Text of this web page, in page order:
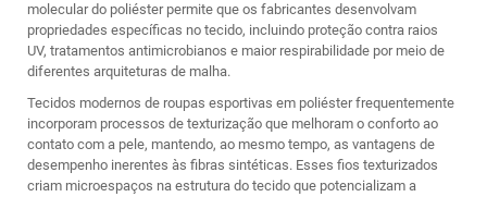
molecular do poliéster permite que os fabricantes desenvolvam
propriedades específicas no tecido, incluindo proteção contra raios
UV, tratamentos antimicrobianos e maior respirabilidade por meio de
diferentes arquiteturas de malha.
Tecidos modernos de roupas esportivas em poliéster frequentemente
incorporam processos de texturização que melhoram o conforto ao
contato com a pele, mantendo, ao mesmo tempo, as vantagens de
desempenho inerentes às fibras sintéticas. Esses fios texturizados
criam microespaços na estrutura do tecido que potencializam a